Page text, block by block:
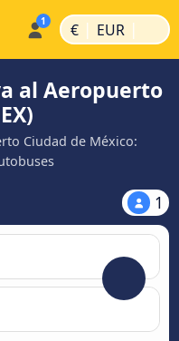
€ | EUR |
al Aeropuerto
Ciudad de México:
1